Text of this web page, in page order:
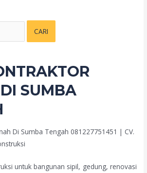
SUMBA
Di Sumba Tengah 081227751451 | CV.
untuk bangunan sipil, gedung, renovasi